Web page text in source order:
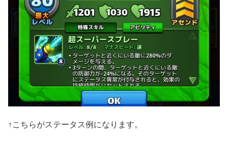
↑こちらがステータス例になります。